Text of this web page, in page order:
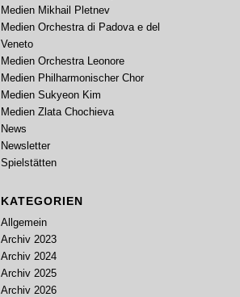
Medien Mikhail Pletnev
Medien Orchestra di Padova e del
Veneto
Medien Orchestra Leonore
Medien Philharmonischer Chor
Medien Sukyeon Kim
Medien Zlata Chochieva
News
Newsletter
Spielstätten
KATEGORIEN
Allgemein
Archiv 2023
Archiv 2024
Archiv 2025
Archiv 2026